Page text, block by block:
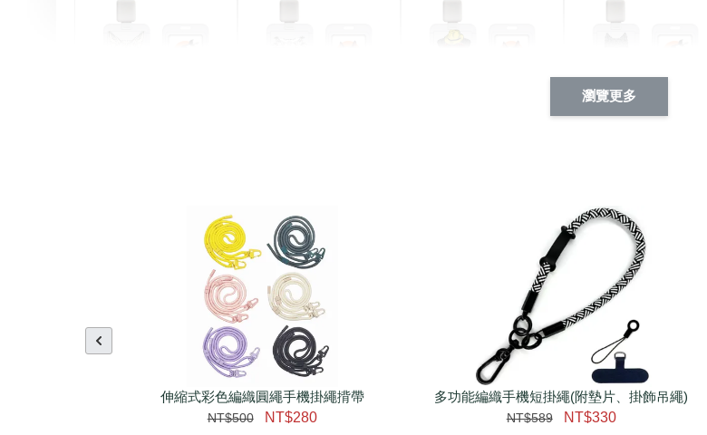
+NT$ 214
NT$ 225
+NT$ 214
NT$ 225
瀏覽更多
瀏覽更多
伸縮式彩色編織圓繩手機掛繩揹帶
NT$500 NT$280
多功能編織手機短掛繩(附墊片、掛飾吊繩)
NT$589 NT$330